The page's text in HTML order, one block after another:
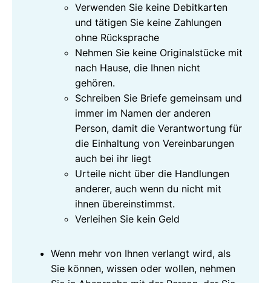
Verwenden Sie keine Debitkarten
und tätigen Sie keine Zahlungen
ohne Rücksprache
Nehmen Sie keine Originalstücke mit
nach Hause, die Ihnen nicht
gehören.
Schreiben Sie Briefe gemeinsam und
immer im Namen der anderen
Person, damit die Verantwortung für
die Einhaltung von Vereinbarungen
auch bei ihr liegt
Urteile nicht über die Handlungen
anderer, auch wenn du nicht mit
ihnen übereinstimmst.
Verleihen Sie kein Geld
Wenn mehr von Ihnen verlangt wird, als
Sie können, wissen oder wollen, nehmen